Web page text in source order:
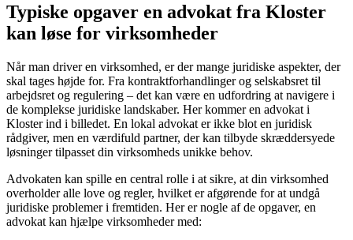
Typiske opgaver en advokat fra Kloster
kan løse for virksomheder
Når man driver en virksomhed, er der mange juridiske aspekter, der
skal tages højde for. Fra kontraktforhandlinger og selskabsret til
arbejdsret og regulering – det kan være en udfordring at navigere i
de komplekse juridiske landskaber. Her kommer en advokat i
Kloster ind i billedet. En lokal advokat er ikke blot en juridisk
rådgiver, men en værdifuld partner, der kan tilbyde skræddersyede
løsninger tilpasset din virksomheds unikke behov.
Advokaten kan spille en central rolle i at sikre, at din virksomhed
overholder alle love og regler, hvilket er afgørende for at undgå
juridiske problemer i fremtiden. Her er nogle af de opgaver, en
advokat kan hjælpe virksomheder med: